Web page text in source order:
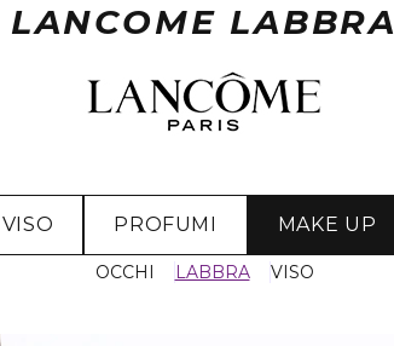
LANCOME LABBRA
VISO PROFUMI MAKE UP
OCCHI LABBRA VISO